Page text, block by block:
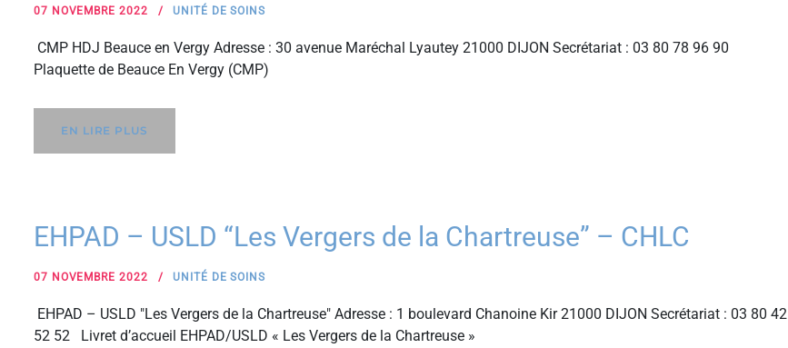
07 NOVEMBRE 2022 UNITÉ DE SOINS
CMP HDJ Beauce en Vergy Adresse : 30 avenue Maréchal Lyautey 21000 DIJON Secrétariat : 03 80 78 96 90
Plaquette de Beauce En Vergy (CMP)
EN LIRE PLUS
EHPAD – USLD “Les Vergers de la Chartreuse” – CHLC
07 NOVEMBRE 2022 UNITÉ DE SOINS
EHPAD – USLD "Les Vergers de la Chartreuse" Adresse : 1 boulevard Chanoine Kir 21000 DIJON Secrétariat : 03 80 42
52 52 Livret d’accueil EHPAD/USLD « Les Vergers de la Chartreuse »